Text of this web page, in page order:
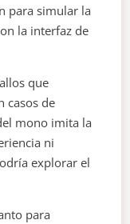
para simular la
la interfaz de
que
casos de
mono imita la
ni
explorar el
para